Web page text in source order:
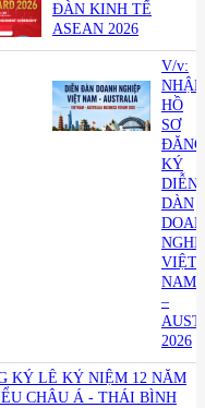
ĐÀN KINH TẾ
ASEAN 2026
V/v:
NHẬN
HỒ
SƠ
ĐĂNG
KÝ
DIỄN
DÀN
VIỆT
NAM
–
2026
KÝ LỄ KỶ NIỆM 12 NĂM
CHÂU Á - THÁI BÌNH